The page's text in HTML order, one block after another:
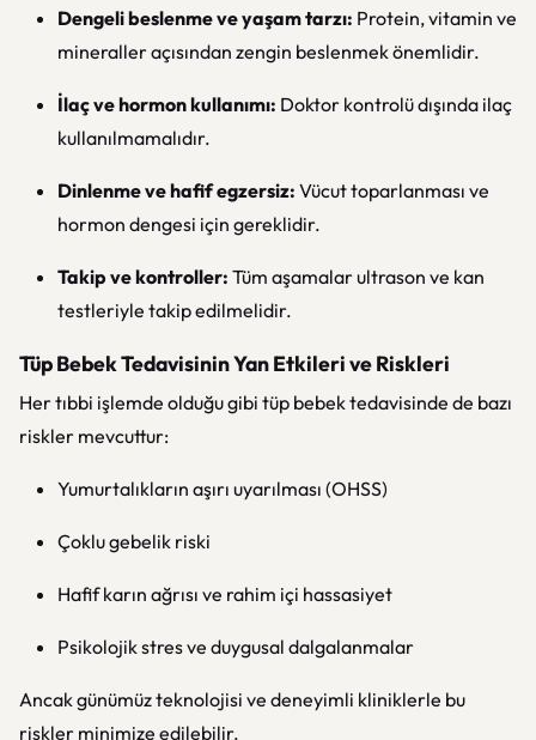
Dengeli beslenme ve yaşam tarzı: Protein, vitamin ve
mineraller açısından zengin beslenmek önemlidir.
İlaç ve hormon kullanımı: Doktor kontrolü dışında ilaç
kullanılmamalıdır.
Dinlenme ve hafif egzersiz: Vücut toparlanması ve
hormon dengesi için gereklidir.
Takip ve kontroller: Tüm aşamalar ultrason ve kan
testleriyle takip edilmelidir.
Tüp Bebek Tedavisinin Yan Etkileri ve Riskleri
Her tıbbi işlemde olduğu gibi tüp bebek tedavisinde de bazı
riskler mevcuttur:
Yumurtalıkların aşırı uyarılması (OHSS)
Çoklu gebelik riski
Hafif karın ağrısı ve rahim içi hassasiyet
Psikolojik stres ve duygusal dalgalanmalar
Ancak günümüz teknolojisi ve deneyimli kliniklerle bu
riskler minimize edilebilir.